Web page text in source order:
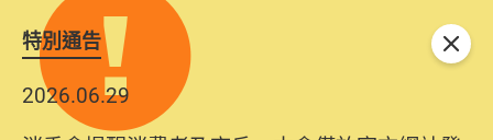
特別通告
2026.06.29
關閉